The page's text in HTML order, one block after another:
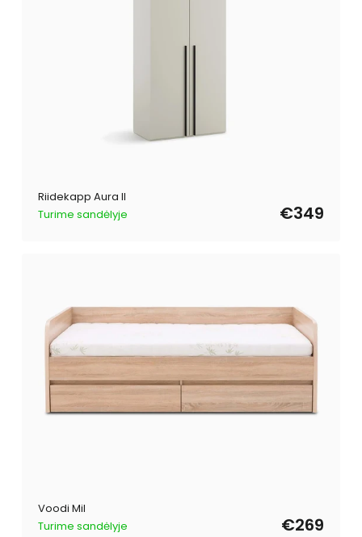
Riidekapp Aura II
Turime sandėlyje
€349
Voodi Mil
Turime sandėlyje
€269